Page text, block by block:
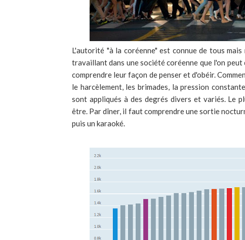
L'autorité "à la coréenne" est connue de tous
travaillant dans une société coréenne que l'on
comprendre leur façon de penser et d'obéir.
le harcèlement, les brimades, la pression
sont appliqués à des degrés divers et variés. Le
être. Par dîner, il faut comprendre une sortie
puis un karaoké.